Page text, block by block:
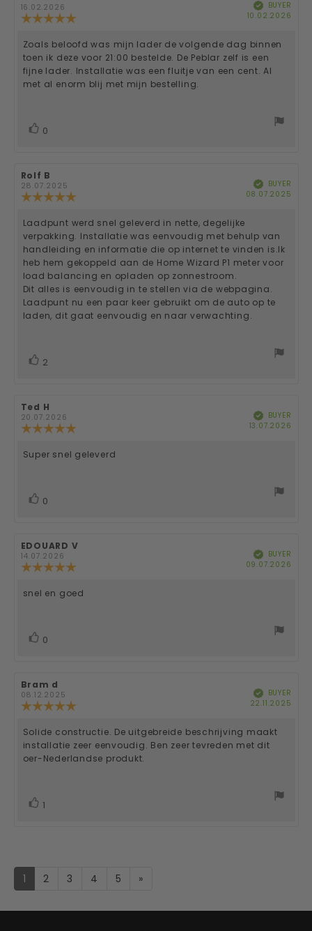
5
author: date:
16.02.2026
Review
5.0
out
of
5
stars
Verified
BUYER
10.02.2026
Review
text:
Zoals beloofd was mijn lader de volgende dag binnen
toen ik deze voor 21:00 bestelde. De Peblar zelf is een
fijne lader. Installatie was een fluitje van een cent. Al
met al enorm blij met mijn bestelling.
Vote
0
Review
author:
Rolf B
date:
28.07.2025
Review
5.0
out
of
5
stars
Verified
BUYER
08.07.2025
Review
text:
Laadpunt werd snel geleverd in nette, degelijke
verpakking. Installatie was eenvoudig met behulp van
handleiding en informatie die op internet te vinden is.Ik
heb hem gekoppeld aan de Home Wizard P1 meter voor
load balancing en opladen op zonnestroom.
Dit alles is eenvoudig in te stellen via de webpagina.
Laadpunt nu een paar keer gebruikt om de auto op te
laden, dit gaat eenvoudig en naar verwachting.
Vote
2
Review
author:
Ted H
date:
20.07.2026
Review
5.0
out
Verified
BUYER
13.07.2026
Review
Super snel geleverd
Vote
0
Review
author:
EDOUARD V
14.07.2026
Review
5.0
out
Verified
BUYER
09.07.2026
Review
snel en goed
Vote
0
Review
author:
Bram d
08.12.2025
Review
5.0
out
of
5
Verified
BUYER
22.11.2025
Review
text:
Solide constructie. De uitgebreide beschrijving maakt
installatie zeer eenvoudig. Ben zeer tevreden met dit
oer-Nederlandse produkt.
Vote
1
1 2 3 4 5 »